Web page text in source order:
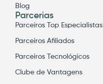
Blog
Parcerias
Parceiros Top Especialistas
Parceiros Afiliados
Parceiros Tecnológicos
Clube de Vantagens